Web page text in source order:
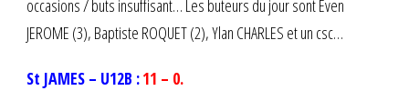
occasions / buts insuffisant… Les buteurs du jour sont Even
JEROME (3), Baptiste ROQUET (2), Ylan CHARLES et un csc…
St JAMES – U12B :11 – 0.